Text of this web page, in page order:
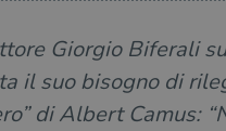
Giorgio Biferali
il suo bisogno di
di Albert Camus: